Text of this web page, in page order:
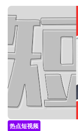
热点短视频